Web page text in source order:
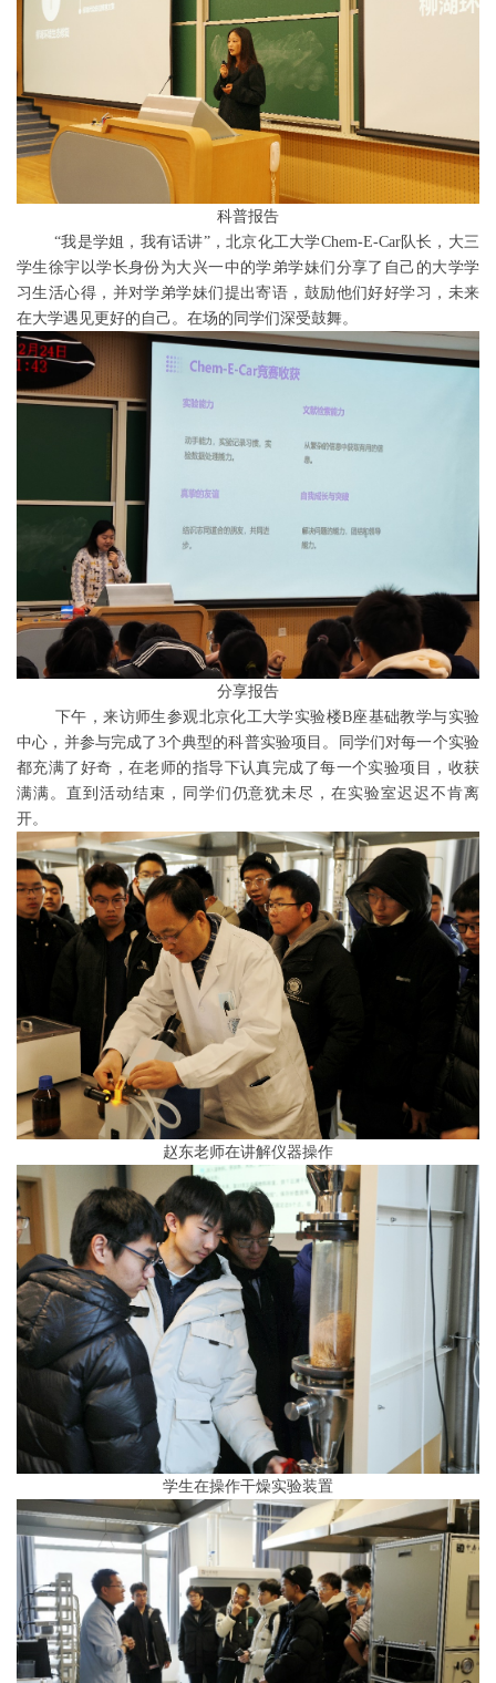
科普报告
“我是学姐，我有话讲”，北京化工大学Chem-E-Car队长，大三
学生徐宇以学长身份为大兴一中的学弟学妹们分享了自己的大学学
习生活心得，并对学弟学妹们提出寄语，鼓励他们好好学习，未来
在大学遇见更好的自己。在场的同学们深受鼓舞。
分享报告
下午，来访师生参观北京化工大学实验楼B座基础教学与实验
中心，并参与完成了3个典型的科普实验项目。同学们对每一个实验
都充满了好奇，在老师的指导下认真完成了每一个实验项目，收获
满满。直到活动结束，同学们仍意犹未尽，在实验室迟迟不肯离
开。
赵东老师在讲解仪器操作
学生在操作干燥实验装置